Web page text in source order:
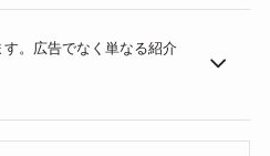
。広告でなく単なる紹介